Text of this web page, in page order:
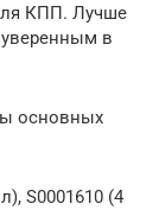
КПП. Лучше
в
основных
S0001610 (4